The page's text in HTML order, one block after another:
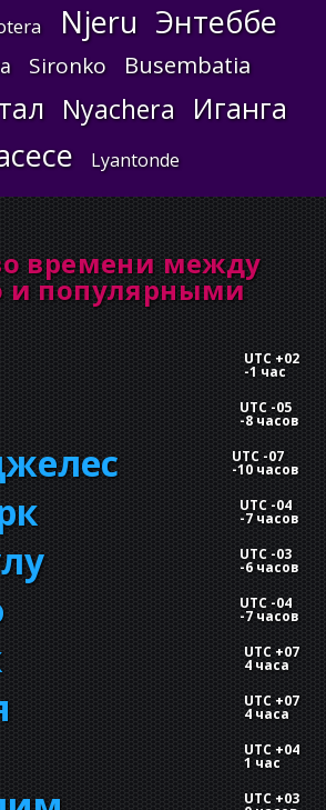
Njeru Энтеббе
Sironko Busembatia
Nyachera Иганга
Lyantonde
времени между
и популярными
UTC +02
-1 час
UTC -05
-8 часов
UTC -07
-10 часов
UTC -04
-7 часов
UTC -03
-6 часов
UTC -04
-7 часов
UTC +07
4 часа
UTC +07
4 часа
UTC +04
1 час
UTC +03